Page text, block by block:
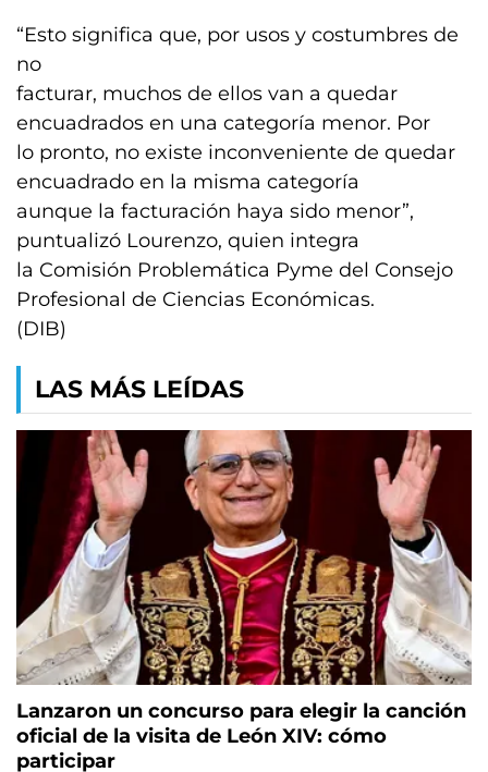
“Esto significa que, por usos y costumbres de
no
facturar, muchos de ellos van a quedar
encuadrados en una categoría menor. Por
lo pronto, no existe inconveniente de quedar
encuadrado en la misma categoría
aunque la facturación haya sido menor”,
puntualizó Lourenzo, quien integra
la Comisión Problemática Pyme del Consejo
Profesional de Ciencias Económicas.
(DIB)
LAS MÁS LEÍDAS
Lanzaron un concurso para elegir la canción
oficial de la visita de León XIV: cómo
participar